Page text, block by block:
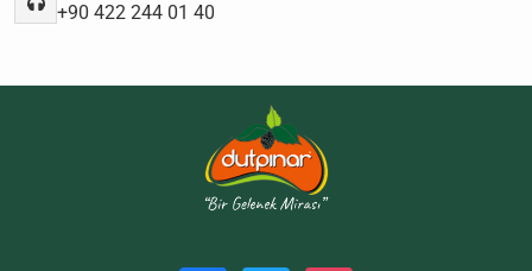
+90 422 244 01 40